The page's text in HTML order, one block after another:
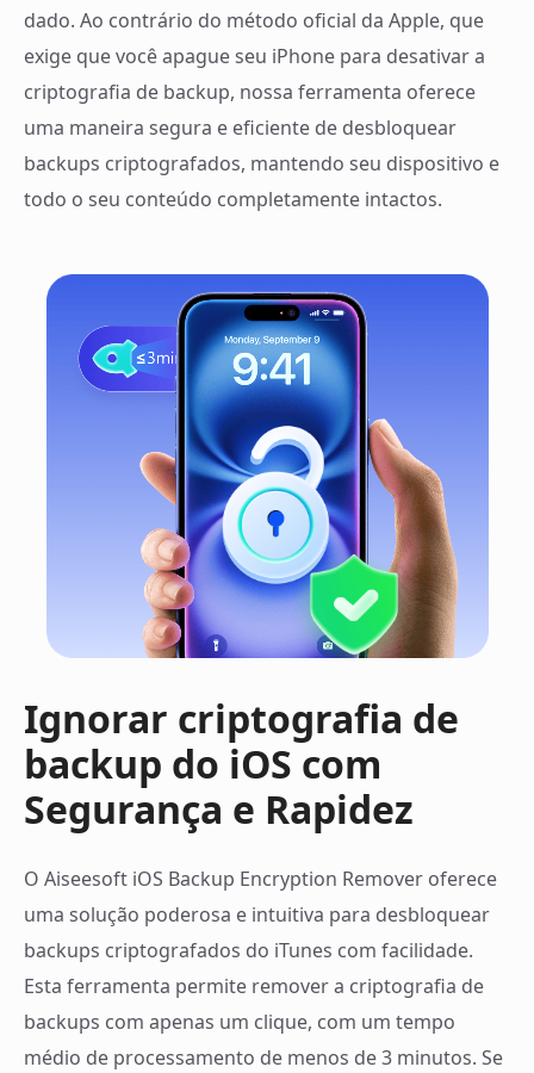
dado. Ao contrário do método oficial da Apple, que
exige que você apague seu iPhone para desativar a
criptografia de backup, nossa ferramenta oferece
uma maneira segura e eficiente de desbloquear
backups criptografados, mantendo seu dispositivo e
todo o seu conteúdo completamente intactos.
Ignorar criptografia de
backup do iOS com
Segurança e Rapidez
O Aiseesoft iOS Backup Encryption Remover oferece
uma solução poderosa e intuitiva para desbloquear
backups criptografados do iTunes com facilidade.
Esta ferramenta permite remover a criptografia de
backups com apenas um clique, com um tempo
médio de processamento de menos de 3 minutos. Se